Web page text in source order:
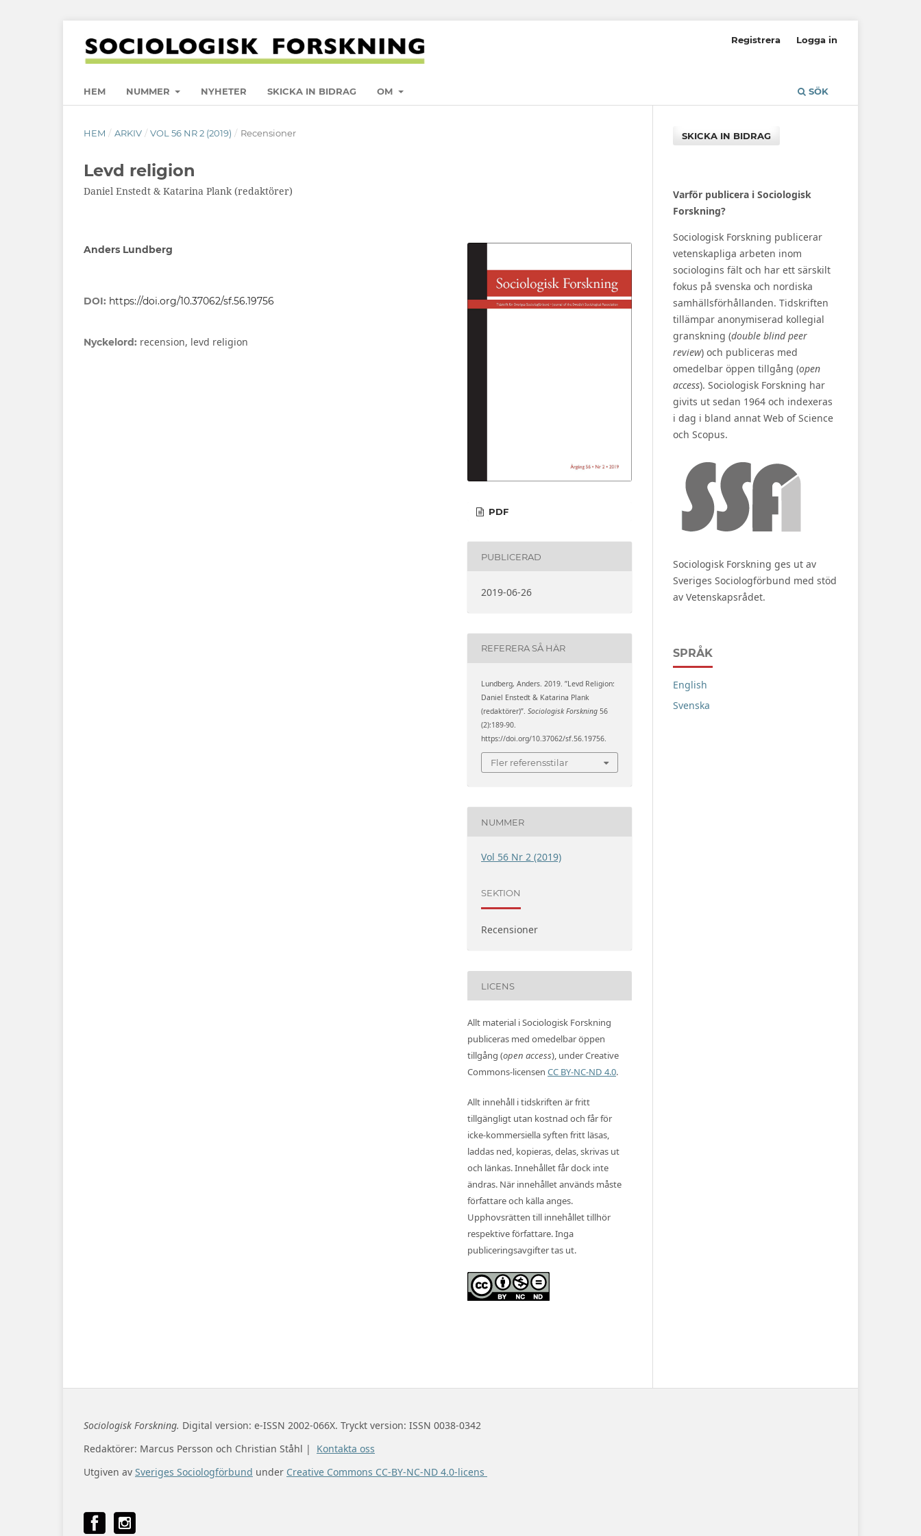
HEM NUMMER NYHETER SKICKA IN BIDRAG OM SÖK
Registrera Logga in
HEM / ARKIV / VOL 56 NR 2 (2019) / Recensioner
Levd religion
Daniel Enstedt & Katarina Plank (redaktörer)
Anders Lundberg
DOI: https://doi.org/10.37062/sf.56.19756
Nyckelord: recension, levd religion
PDF
PUBLICERAD
2019-06-26
REFERERA SÅ HÄR
Lundberg, Anders. 2019. ”Levd Religion:
Daniel Enstedt & Katarina Plank
(redaktörer)”. Sociologisk Forskning 56
(2):189-90.
https://doi.org/10.37062/sf.56.19756.
Fler referensstilar
NUMMER
Vol 56 Nr 2 (2019)
SEKTION
Recensioner
LICENS
Allt material i Sociologisk Forskning
publiceras med omedelbar öppen
tillgång (open access), under Creative
Commons-licensen CC BY-NC-ND 4.0.
Allt innehåll i tidskriften är fritt
tillgängligt utan kostnad och får för
icke-kommersiella syften fritt läsas,
laddas ned, kopieras, delas, skrivas ut
och länkas. Innehållet får dock inte
ändras. När innehållet används måste
författare och källa anges.
Upphovsrätten till innehållet tillhör
respektive författare. Inga
publiceringsavgifter tas ut.
SKICKA IN BIDRAG
Varför publicera i Sociologisk
Forskning?
Sociologisk Forskning publicerar
vetenskapliga arbeten inom
sociologins fält och har ett särskilt
fokus på svenska och nordiska
samhällsförhållanden. Tidskriften
tillämpar anonymiserad kollegial
granskning (double blind peer
review) och publiceras med
omedelbar öppen tillgång (open
access). Sociologisk Forskning har
givits ut sedan 1964 och indexeras
i dag i bland annat Web of Science
och Scopus.
Sociologisk Forskning ges ut av
Sveriges Sociologförbund med stöd
av Vetenskapsrådet.
SPRÅK
English
Svenska
Sociologisk Forskning. Digital version: e-ISSN 2002-066X. Tryckt version: ISSN 0038-0342
Redaktörer: Marcus Persson och Christian Ståhl | Kontakta oss
Utgiven av Sveriges Sociologförbund under Creative Commons CC-BY-NC-ND 4.0-licens